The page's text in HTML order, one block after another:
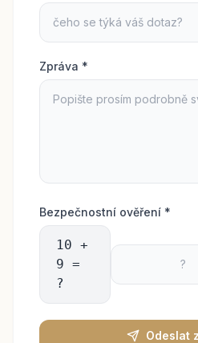
Zpráva *
Bezpečnostní ověření *
10 +
9 =
?
Odeslat